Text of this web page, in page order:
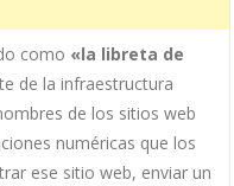
como «la libreta de
de la infraestructura
de los sitios web
numéricas que los
ese sitio web, enviar un